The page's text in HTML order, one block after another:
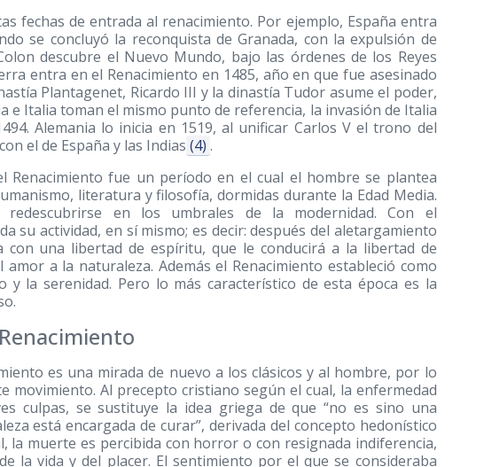
fechas de entrada al renacimiento. Por ejemplo, España entra
se concluyó la reconquista de Granada, con la expulsión de
descubre el Nuevo Mundo, bajo las órdenes de los Reyes
entra en el Renacimiento en 1485, año en que fue asesinado
Plantagenet, Ricardo III y la dinastía Tudor asume el poder,
e Italia toman el mismo punto de referencia, la invasión de Italia
Alemania lo inicia en 1519, al unificar Carlos V el trono del
el de España y las Indias (4) .
Renacimiento fue un período en el cual el hombre se plantea
literatura y filosofía, dormidas durante la Edad Media.
en los umbrales de la modernidad. Con el
su actividad, en sí mismo; es decir: después del aletargamiento
con una libertad de espíritu, que le conducirá a la libertad de
a la naturaleza. Además el Renacimiento estableció como
la serenidad. Pero lo más característico de esta época es la
es una mirada de nuevo a los clásicos y al hombre, por lo
movimiento. Al precepto cristiano según el cual, la enfermedad
culpas, se sustituye la idea griega de que “no es sino una
está encargada de curar”, derivada del concepto hedonístico
la muerte es percibida con horror o con resignada indiferencia,
la vida y del placer. El sentimiento por el que se consideraba